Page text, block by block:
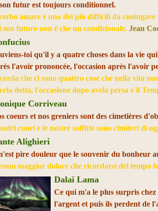
futur est toujours conditionnel.
amare è uno dei più difficili da coniugare
suo futuro non è che un condizionale.Jean
toi qu'il y a quatre choses dans la vie
l'avoir prononcée, l'occasion après l'avoir
che ci sono quattro cose che nella vita
detta, l'occasione dopo avela persa e il
Corriveau
coeurs et nos greniers sont des cimetières
cuori e le nostre soffitte sono cimiteri di
Alighieri
pire douleur que le souvenir du bonheur
maggior dolore che ricordarsi del tempo
Dalaï Lama
Ce qui m'a le plus surpris
l'argent et puis ils perdent de